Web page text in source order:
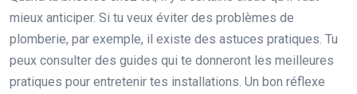
mieux anticiper. Si tu veux éviter des problèmes de
plomberie, par exemple, il existe des astuces pratiques. Tu
peux consulter des guides qui te donneront les meilleures
pratiques pour entretenir tes installations. Un bon réflexe